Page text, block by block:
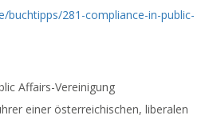
buchtipps/281-compliance-in-public-
Affairs-Vereinigung
einer österreichischen, liberalen